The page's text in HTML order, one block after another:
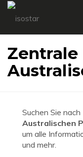
Zentrale
Suchen Sie
Australischen
um alle
und mehr.